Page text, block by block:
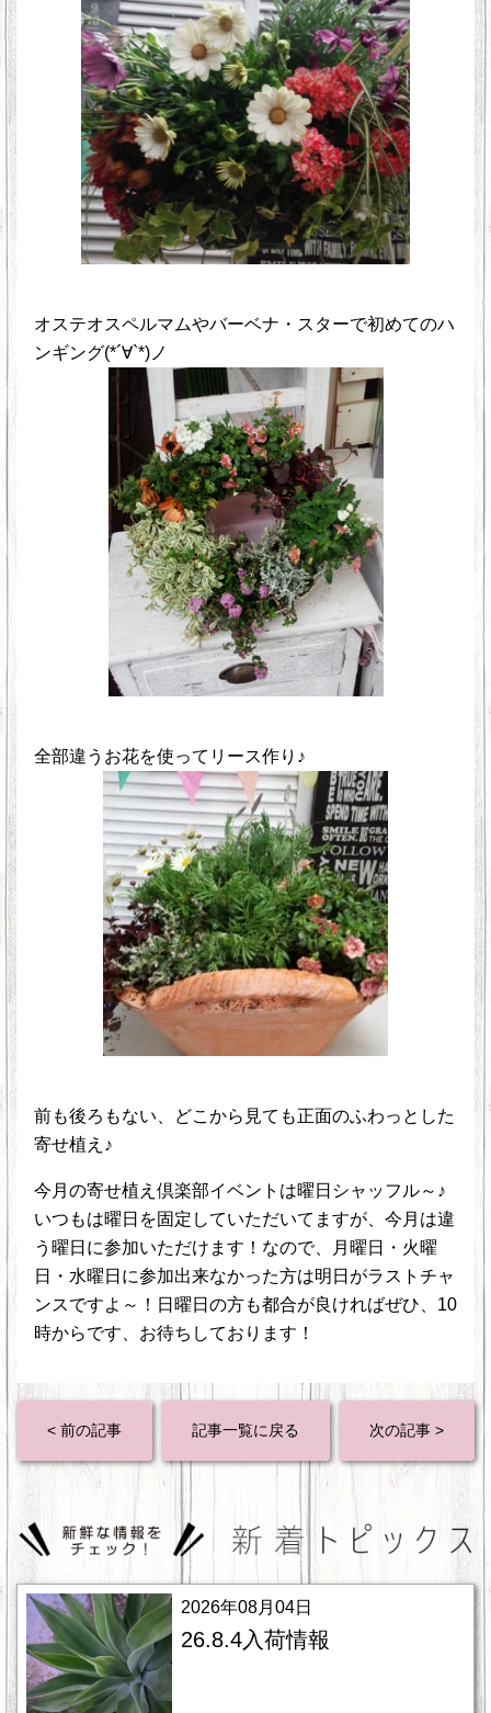
オステオスペルマムやバーベナ・スターで初めてのハ
ンギング(*´∀`*)ノ
全部違うお花を使ってリース作り♪
前も後ろもない、どこから見ても正面のふわっとした
寄せ植え♪
今月の寄せ植え倶楽部イベントは曜日シャッフル～♪
いつもは曜日を固定していただいてますが、今月は違
う曜日に参加いただけます！なので、月曜日・火曜
日・水曜日に参加出来なかった方は明日がラストチャ
ンスですよ～！日曜日の方も都合が良ければぜひ、10
時からです、お待ちしております！
< 前の記事 記事一覧に戻る 次の記事 >
2026年08月04日
26.8.4入荷情報